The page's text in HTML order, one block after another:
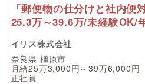
「郵便物の仕分けと社内便
25.3万～39.6万/未経験OK/
イリス株式会社
奈良県 橿原市
月給25万3,000円～39万6,000円
正社員